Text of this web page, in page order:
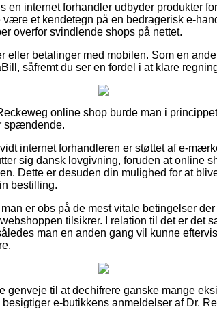
en internet forhandler udbyder produkter
et kendetegn på en bedragerisk e-
overfor svindlende shops på nettet.
eller betalinger med mobilen. Som en
såfremt du ser en fordel i at klare
online shop burde man i
spændende.
internet forhandleren er støttet af e-
sig dansk lovgivning, foruden at online
Dette er desuden din mulighed for at
bestilling.
er obs på de mest vitale betingelser
tilsikrer. I relation til det er det
man en anden gang vil kunne
genveje til at dechifrere ganske mange
e-butikkens anmeldelser af Dr.